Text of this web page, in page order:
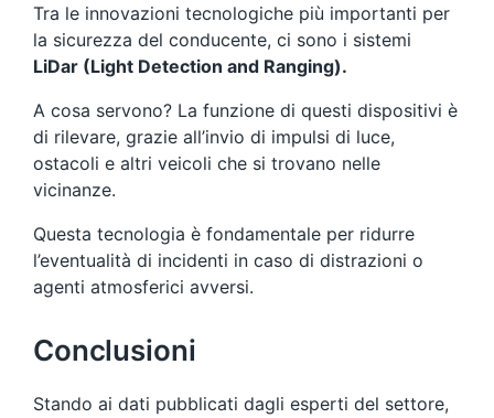
Tra le innovazioni tecnologiche più importanti per
la sicurezza del conducente, ci sono i sistemi
LiDar (Light Detection and Ranging).
A cosa servono? La funzione di questi dispositivi è
di rilevare, grazie all’invio di impulsi di luce,
ostacoli e altri veicoli che si trovano nelle
vicinanze.
Questa tecnologia è fondamentale per ridurre
l’eventualità di incidenti in caso di distrazioni o
agenti atmosferici avversi.
Conclusioni
Stando ai dati pubblicati dagli esperti del settore,